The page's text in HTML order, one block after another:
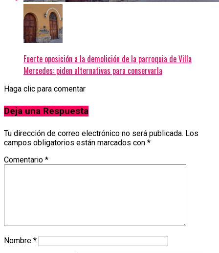
Fuerte oposición a la demolición de la parroquia de Villa
Mercedes: piden alternativas para conservarla
Haga clic para comentar
Deja una Respuesta
Tu dirección de correo electrónico no será publicada. Los
campos obligatorios están marcados con *
Comentario *
Nombre *